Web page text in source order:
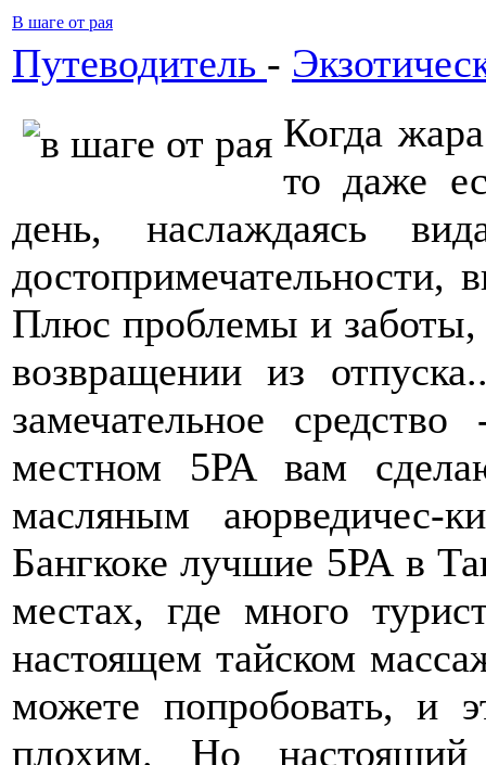
В шаге от рая
Путеводитель -
Когда
то даже
день, наслаждаясь
достопримечательности,
Плюс проблемы и заботы,
возвращении из
замечательное
местном 5РА вам
масляным аюрведичес-
Бангкоке лучшие 5РА в
местах, где много
настоящем тайском
можете попробовать, и
плохим. Но